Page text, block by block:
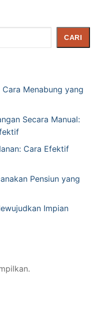
CARI
Menabung yang
Secara Manual:
Cara Efektif
Pensiun yang
Impian